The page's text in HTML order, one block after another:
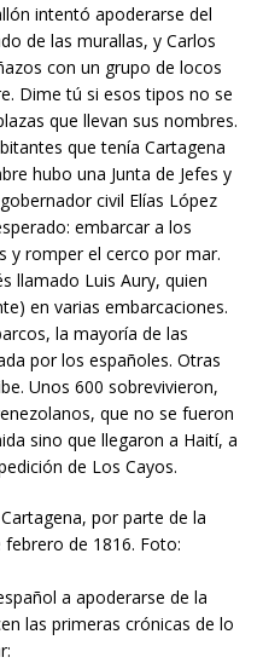
intentó apoderarse del
de las murallas, y Carlos
con un grupo de locos
Dime tú si esos tipos no se
que llevan sus nombres.
que tenía Cartagena
hubo una Junta de Jefes y
civil Elías López
embarcar a los
y romper el cerco por mar.
llamado Luis Aury, quien
en varias embarcaciones.
la mayoría de las
por los españoles. Otras
Unos 600 sobrevivieron,
que no se fueron
sino que llegaron a Haití, a
de Los Cayos.
por parte de la
de 1816. Foto:
a apoderarse de la
las primeras crónicas de lo